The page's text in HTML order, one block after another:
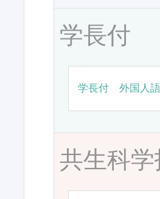
学長付
学長付 外国人
共生科